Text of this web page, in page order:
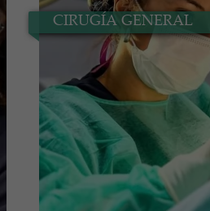
CIRUGÍA GENERAL